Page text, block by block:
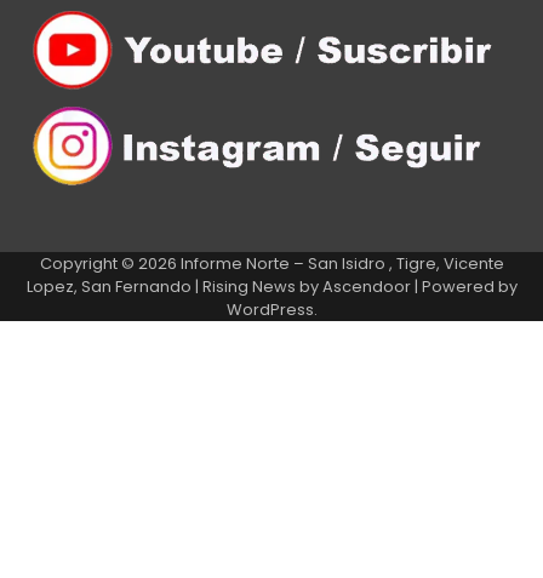
Copyright © 2026 Informe Norte – San Isidro , Tigre, Vicente
Lopez, San Fernando | Rising News byAscendoor| Powered by
WordPress.